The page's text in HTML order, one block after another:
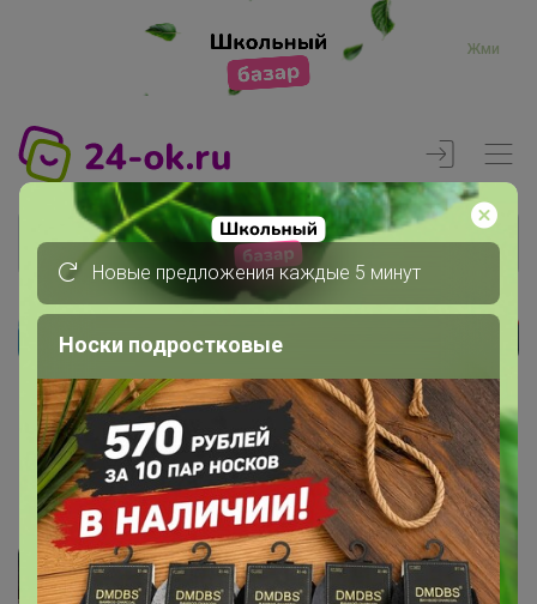
Жми
Главная
Члены клуба
ABOG
ABOG
Виртуоз СП
Новые предложения каждые 5 минут
Носки подростковые